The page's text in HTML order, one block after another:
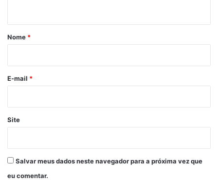
r
*
Nome *
E-mail *
Site
Salvar meus dados neste navegador para a próxima vez que
eu comentar.